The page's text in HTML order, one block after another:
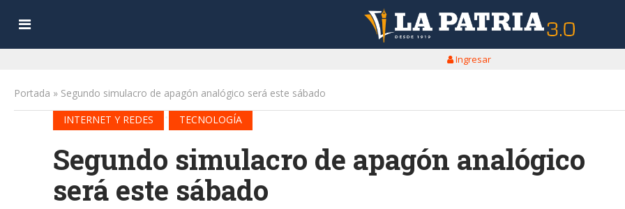
Ingresar
Portada » Segundo simulacro de apagón analógico será este sábado
INTERNET Y REDES
TECNOLOGÍA
Segundo simulacro de apagón analógico
será este sábado